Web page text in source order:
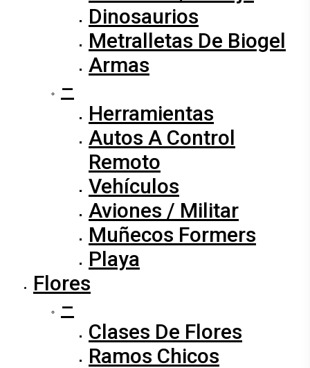
Dinosaurios
Metralletas De Biogel
Armas
–
Herramientas
Autos A Control
Remoto
Vehículos
Aviones / Militar
Muñecos Formers
Playa
Flores
–
Clases De Flores
Ramos Chicos